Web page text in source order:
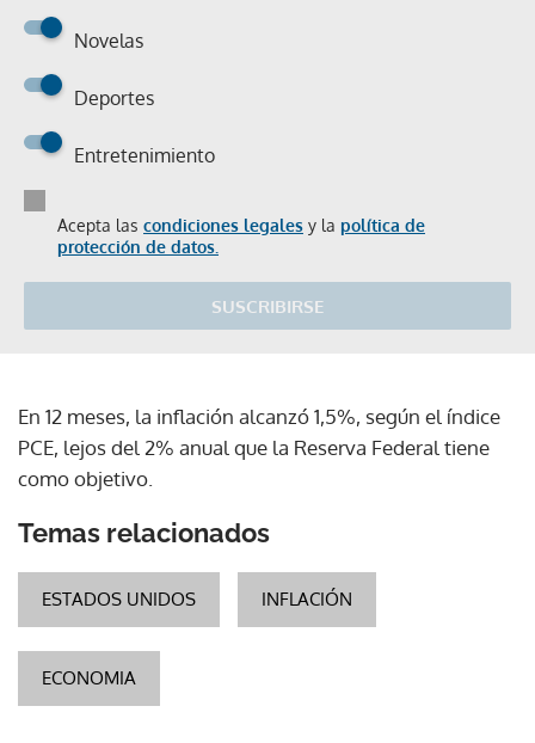
Novelas
Deportes
Entretenimiento
Acepta las condiciones legales y la política de
protección de datos.
SUSCRIBIRSE
En 12 meses, la inflación alcanzó 1,5%, según el índice
PCE, lejos del 2% anual que la Reserva Federal tiene
como objetivo.
Temas relacionados
ESTADOS UNIDOS INFLACIÓN
ECONOMIA